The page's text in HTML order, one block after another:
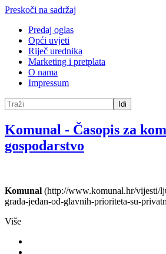
Preskoči na sadržaj
Predaj oglas
Opći uvjeti
Riječ urednika
Marketing i pretplata
O nama
Impressum
Idi
Komunal - Časopis za
gospodarstvo
Komunal (http://www.komunal.hr/vijesti/
grada-jedan-od-glavnih-prioriteta-su-
Više